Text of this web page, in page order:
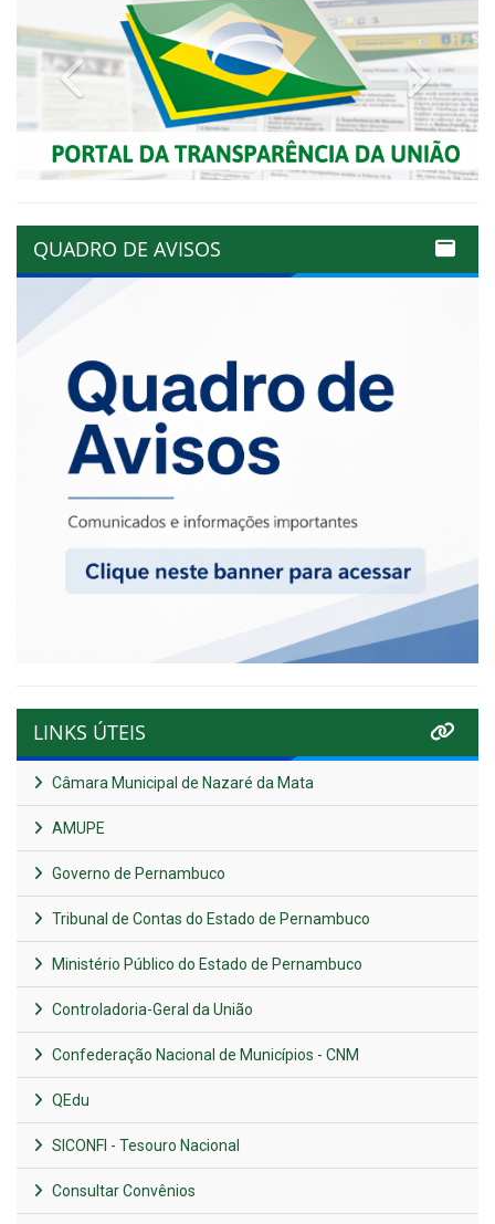
Previous Next
QUADRO DE AVISOS
LINKS ÚTEIS
Câmara Municipal de Nazaré da Mata
AMUPE
Governo de Pernambuco
Tribunal de Contas do Estado de Pernambuco
Ministério Público do Estado de Pernambuco
Controladoria-Geral da União
Confederação Nacional de Municípios - CNM
QEdu
SICONFI - Tesouro Nacional
Consultar Convênios